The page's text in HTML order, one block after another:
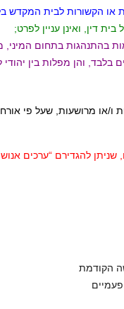
קדומות בהתנהגות בתחום
והן מפלות בין יהודי
ו/או מרושעות, שעל פי
הקודמת